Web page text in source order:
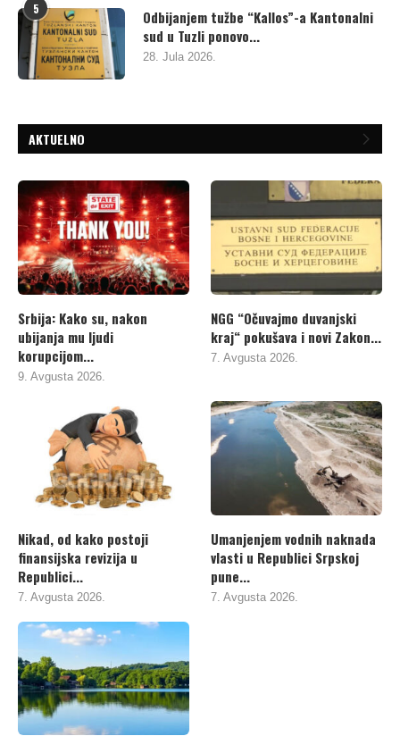
5
Odbijanjem tužbe “Kallos”-a Kantonalni
sud u Tuzli ponovo...
28. Jula 2026.
AKTUELNO
Srbija: Kako su, nakon
ubijanja mu ljudi
korupcijom...
9. Avgusta 2026.
NGG “Očuvajmo duvanjski
kraj“ pokušava i novi Zakon...
7. Avgusta 2026.
Nikad, od kako postoji
finansijska revizija u
Republici...
7. Avgusta 2026.
Umanjenjem vodnih naknada
vlasti u Republici Srpskoj
pune...
7. Avgusta 2026.